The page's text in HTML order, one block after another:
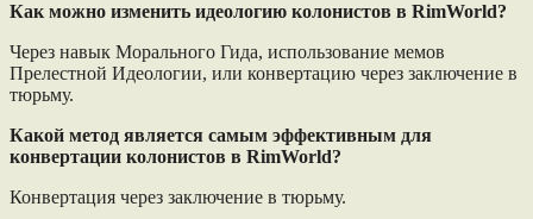
Как можно изменить идеологию колонистов в RimWorld?
Через навык Морального Гида, использование мемов
Прелестной Идеологии, или конвертацию через заключение в
тюрьму.
Какой метод является самым эффективным для
конвертации колонистов в RimWorld?
Конвертация через заключение в тюрьму.